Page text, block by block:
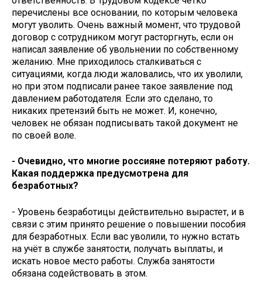
перечислены все основании, по которым человека
могут уволить. Очень важный момент, что трудовой
договор с сотрудником могут расторгнуть, если он
написал заявление об увольнении по собственному
желанию. Мне приходилось сталкиваться с
ситуациями, когда люди жаловались, что их уволили,
но при этом подписали ранее такое заявление под
давлением работодателя. Если это сделано, то
никаких претензий быть не может. И, конечно,
человек не обязан подписывать такой документ не
по своей воле.
- Очевидно, что многие россияне потеряют работу.
Какая поддержка предусмотрена для
безработных?
- Уровень безработицы действительно вырастет, и в
связи с этим принято решение о повышении пособия
для безработных. Если вас уволили, то нужно встать
на учёт в службе занятости, получать выплаты, и
искать новое место работы. Служба занятости
обязана содействовать в этом.